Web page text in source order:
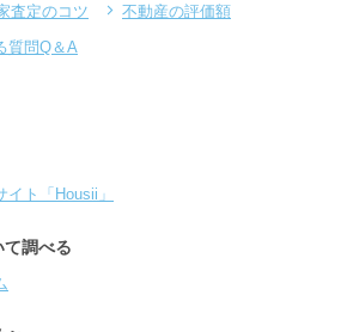
査定のコツ
不動産の評価額
質問Q＆A
ト「Housii」
調べる